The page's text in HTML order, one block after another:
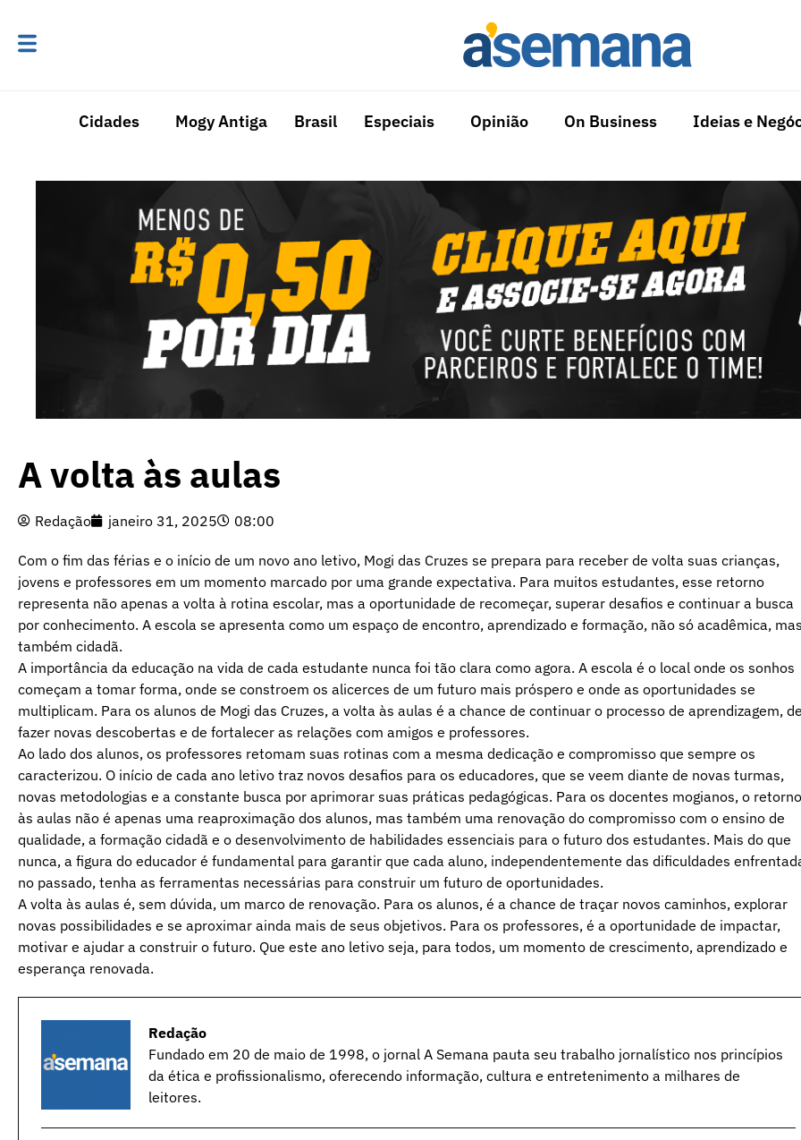
Cidades Mogy Antiga Brasil Especiais Opinião On Business Ideias e
A volta às aulas
Redação janeiro 31, 2025 08:00
Com o fim das férias e o início de um novo ano letivo, Mogi das Cruzes se prepara para receber de volta suas crianças,
jovens e professores em um momento marcado por uma grande expectativa. Para muitos estudantes, esse retorno
representa não apenas a volta à rotina escolar, mas a oportunidade de recomeçar, superar desafios e continuar a busca
por conhecimento. A escola se apresenta como um espaço de encontro, aprendizado e formação, não só acadêmica,
também cidadã.
A importância da educação na vida de cada estudante nunca foi tão clara como agora. A escola é o local onde os sonhos
começam a tomar forma, onde se constroem os alicerces de um futuro mais próspero e onde as oportunidades se
multiplicam. Para os alunos de Mogi das Cruzes, a volta às aulas é a chance de continuar o processo de aprendizagem,
fazer novas descobertas e de fortalecer as relações com amigos e professores.
Ao lado dos alunos, os professores retomam suas rotinas com a mesma dedicação e compromisso que sempre os
caracterizou. O início de cada ano letivo traz novos desafios para os educadores, que se veem diante de novas turmas,
novas metodologias e a constante busca por aprimorar suas práticas pedagógicas. Para os docentes mogianos, o retorno
às aulas não é apenas uma reaproximação dos alunos, mas também uma renovação do compromisso com o ensino de
qualidade, a formação cidadã e o desenvolvimento de habilidades essenciais para o futuro dos estudantes. Mais do que
nunca, a figura do educador é fundamental para garantir que cada aluno, independentemente das dificuldades
no passado, tenha as ferramentas necessárias para construir um futuro de oportunidades.
A volta às aulas é, sem dúvida, um marco de renovação. Para os alunos, é a chance de traçar novos caminhos, explorar
novas possibilidades e se aproximar ainda mais de seus objetivos. Para os professores, é a oportunidade de impactar,
motivar e ajudar a construir o futuro. Que este ano letivo seja, para todos, um momento de crescimento, aprendizado e
esperança renovada.
Redação
Fundado em 20 de maio de 1998, o jornal A Semana pauta seu trabalho jornalístico nos princípios
da ética e profissionalismo, oferecendo informação, cultura e entretenimento a milhares de
leitores.